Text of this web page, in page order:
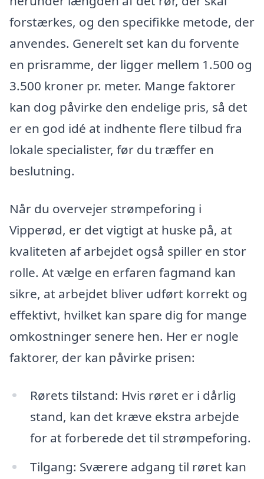
forstærkes, og den specifikke metode, der
anvendes. Generelt set kan du forvente
en prisramme, der ligger mellem 1.500 og
3.500 kroner pr. meter. Mange faktorer
kan dog påvirke den endelige pris, så det
er en god idé at indhente flere tilbud fra
lokale specialister, før du træffer en
beslutning.
Når du overvejer strømpeforing i
Vipperød, er det vigtigt at huske på, at
kvaliteten af arbejdet også spiller en stor
rolle. At vælge en erfaren fagmand kan
sikre, at arbejdet bliver udført korrekt og
effektivt, hvilket kan spare dig for mange
omkostninger senere hen. Her er nogle
faktorer, der kan påvirke prisen:
Rørets tilstand: Hvis røret er i dårlig
stand, kan det kræve ekstra arbejde
for at forberede det til strømpeforing.
Tilgang: Sværere adgang til røret kan